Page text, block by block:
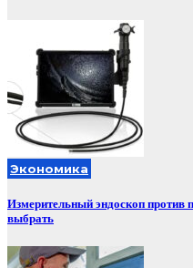
Экономика
Измерительный эндоскоп против
выбрать